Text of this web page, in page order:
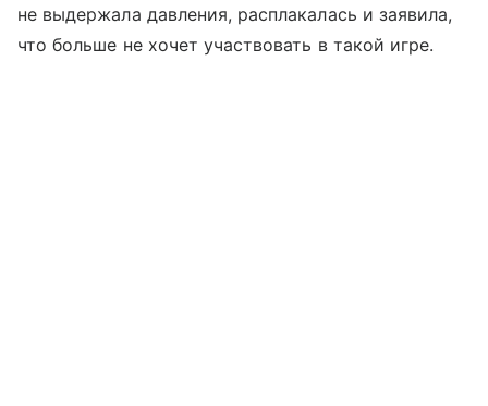
не выдержала давления, расплакалась и заявила,
что больше не хочет участвовать в такой игре.